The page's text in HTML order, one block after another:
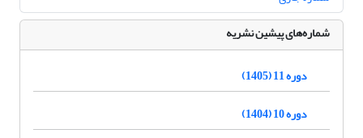
شماره‌های پیشین نشریه
دوره 11 (1405)
دوره 10 (1404)